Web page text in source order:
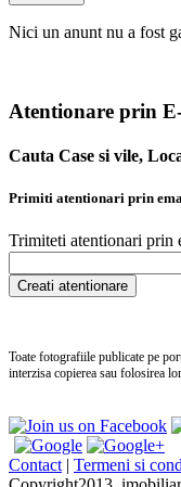
Nici un anunt nu a fost
Atentionare prin
Cauta Case si vile,
Primiti atentionari prin
Trimiteti atentionari prin
Toate fotografiile publicate pe
interzisa copierea sau folosirea
Contact | Termeni si